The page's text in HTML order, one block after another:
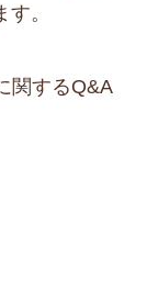
。
関するQ&A